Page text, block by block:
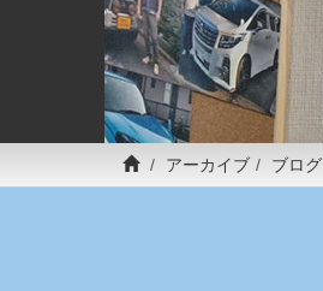
アーカイブ ブログ